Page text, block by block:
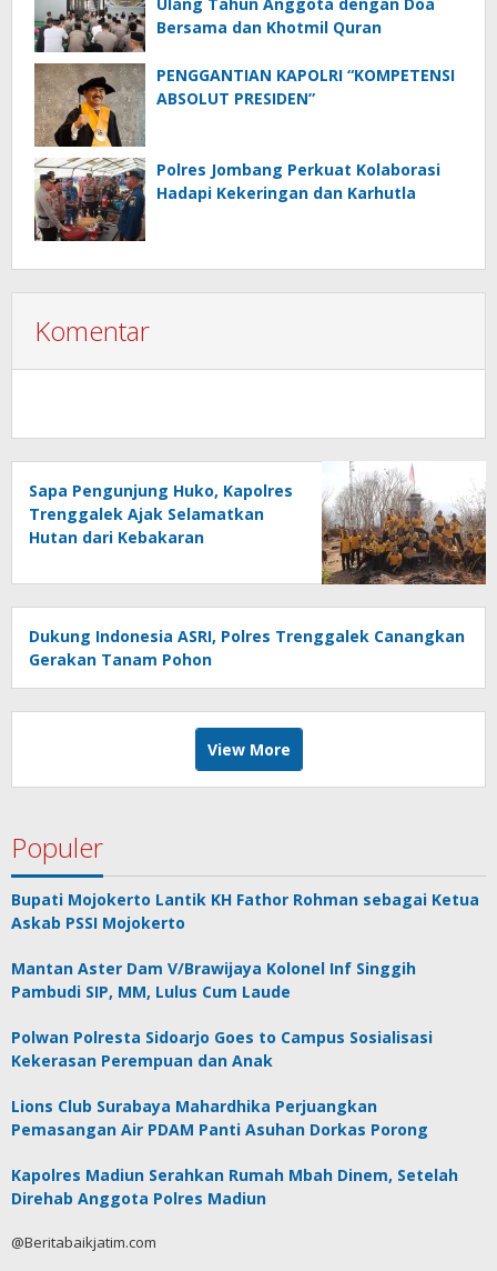
Bersama dan Khotmil Quran
PENGGANTIAN KAPOLRI “KOMPETENSI
ABSOLUT PRESIDEN”
Polres Jombang Perkuat Kolaborasi
Hadapi Kekeringan dan Karhutla
Komentar
Sapa Pengunjung Huko, Kapolres
Trenggalek Ajak Selamatkan
Hutan dari Kebakaran
Dukung Indonesia ASRI, Polres Trenggalek Canangkan
Gerakan Tanam Pohon
View More
Populer
Bupati Mojokerto Lantik KH Fathor Rohman sebagai Ketua
Askab PSSI Mojokerto
Mantan Aster Dam V/Brawijaya Kolonel Inf Singgih
Pambudi SIP, MM, Lulus Cum Laude
Polwan Polresta Sidoarjo Goes to Campus Sosialisasi
Kekerasan Perempuan dan Anak
Lions Club Surabaya Mahardhika Perjuangkan
Pemasangan Air PDAM Panti Asuhan Dorkas Porong
Kapolres Madiun Serahkan Rumah Mbah Dinem, Setelah
Direhab Anggota Polres Madiun
@Beritabaikjatim.com